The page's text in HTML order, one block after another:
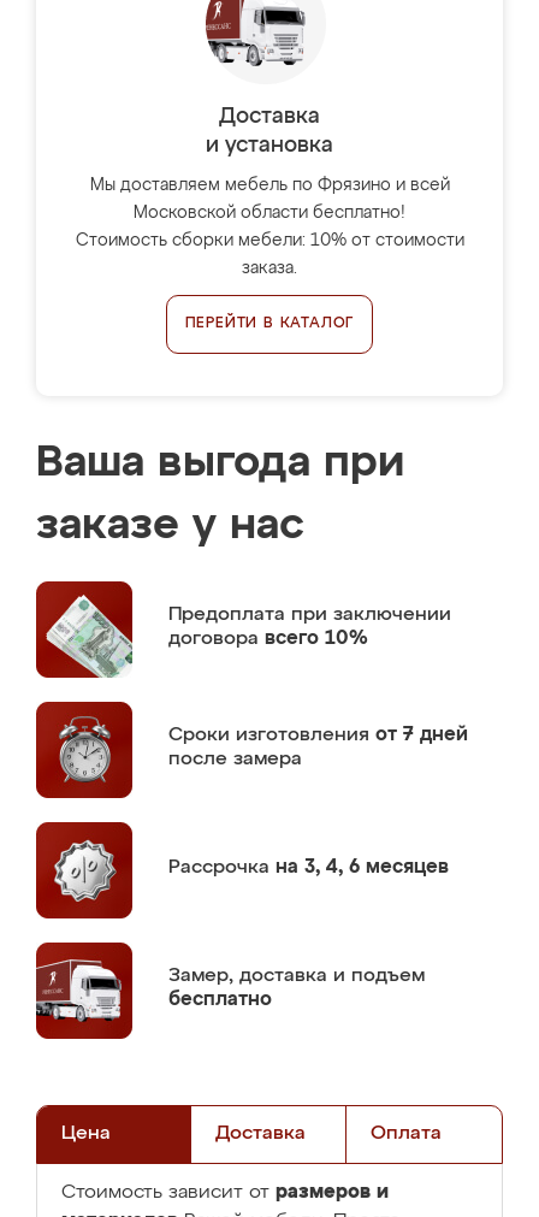
Доставка
и установка
Мы доставляем мебель по Фрязино и всей
Московской области бесплатно!
Стоимость сборки мебели: 10% от стоимости
заказа.
ПЕРЕЙТИ В КАТАЛОГ
Ваша выгода при
заказе у нас
Предоплата при заключении
договора всего 10%
Сроки изготовления от 7 дней
после замера
Рассрочка на 3, 4, 6 месяцев
Замер, доставка и подъем
бесплатно
Цена Доставка Оплата
Стоимость зависит от размеров и